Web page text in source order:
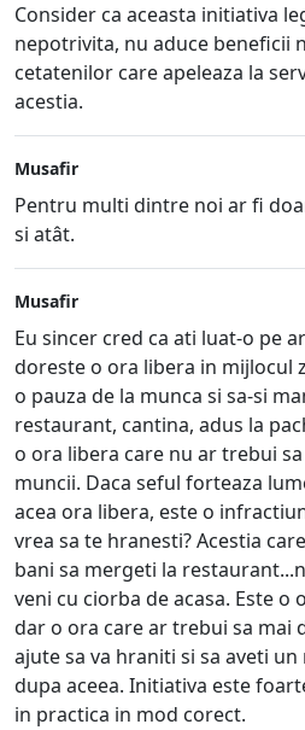
Consider ca aceasta initiativa
nepotrivita, nu aduce beneficii
cetatenilor care apeleaza la
acestia.
Musafir
Pentru multi dintre noi ar fi
si atât.
Musafir
Eu sincer cred ca ati luat-o pe
doreste o ora libera in mijlocul
o pauza de la munca si sa-si
restaurant, cantina, adus la
o ora libera care nu ar trebui
muncii. Daca seful forteaza
acea ora libera, este o
vrea sa te hranesti? Acestia
bani sa mergeti la
veni cu ciorba de acasa. Este o
dar o ora care ar trebui sa mai
ajute sa va hraniti si sa aveti
dupa aceea. Initiativa este
in practica in mod corect.